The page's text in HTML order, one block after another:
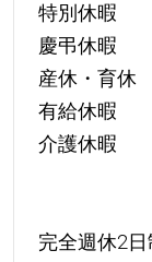
特別休暇
慶弔休暇
産休・育休
有給休暇
介護休暇
完全週休2